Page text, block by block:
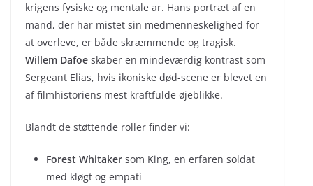
krigens fysiske og mentale ar. Hans portræt af en
mand, der har mistet sin medmenneskelighed for
at overleve, er både skræmmende og tragisk.
Willem Dafoe skaber en mindeværdig kontrast som
Sergeant Elias, hvis ikoniske død-scene er blevet en
af filmhistoriens mest kraftfulde øjeblikke.
Blandt de støttende roller finder vi:
Forest Whitaker som King, en erfaren soldat
med kløgt og empati